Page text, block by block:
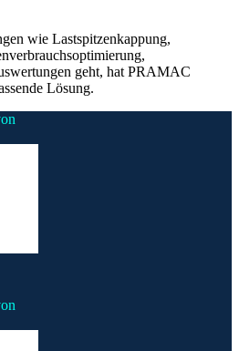
wie Lastspitzenkappung,
geht, hat PRAMAC
Lösung.